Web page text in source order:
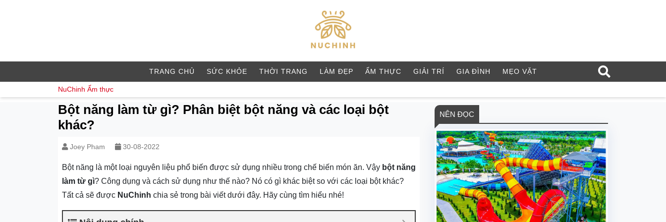
TRANG CHỦ SỨC KHỎE THỜI TRANG LÀM ĐẸP ẨM THỰC GIẢI TRÍ GIA ĐÌNH MẸO VẶT
NuChinh Ẩm thực
Bột năng làm từ gì? Phân biệt bột năng và các loại bột
khác?
Joey Pham 30-08-2022
Bột năng là một loại nguyên liệu phổ biến được sử dụng nhiều trong chế biến món ăn. Vậy bột năng
làm từ gì? Công dụng và cách sử dụng như thế nào? Nó có gì khác biệt so với các loại bột khác?
Tất cả sẽ được NuChinh chia sẻ trong bài viết dưới đây. Hãy cùng tìm hiểu nhé!
NÊN ĐỌC